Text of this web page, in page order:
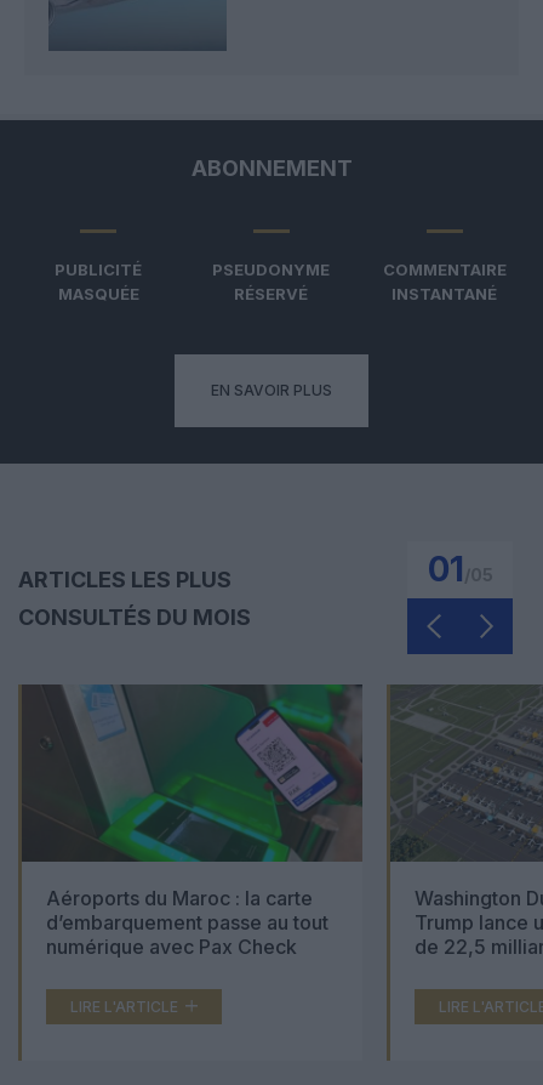
ABONNEMENT
PUBLICITÉ
MASQUÉE
PSEUDONYME
RÉSERVÉ
COMMENTAIRE
INSTANTANÉ
EN SAVOIR PLUS
ARTICLES LES PLUS
CONSULTÉS DU MOIS
01
Aéroports du Maroc : la carte
d’embarquement passe au tout
numérique avec Pax Check
LIRE L'ARTICLE
Washington
Trump lance
de 22,5
LIRE